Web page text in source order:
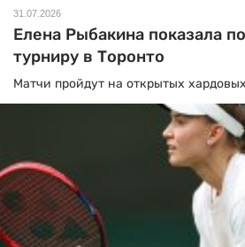
31.07.2026
Елена Рыбакина показала
турниру в Торонто
Матчи пройдут на открытых хардовых